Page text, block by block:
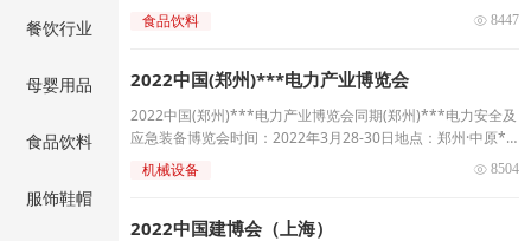
餐饮行业
母婴用品
食品饮料
服饰鞋帽
米，重点邀约来自全国及世界主要食材产区包括水产、肉禽、
果蔬、调理、面点在内，涵盖食材原料、酒店用品、食材机械
饮食材产业链品牌企业参展。
食品饮料  8447
2022中国(郑州)***电力产业博览会
2022中国(郑州)***电力产业博览会同期(郑州)***电力安全及
应急装备博览会时间：2022年3月28-30日地点：郑州·中原**
*博览中心
机械设备  8504
2022中国建博会（上海）